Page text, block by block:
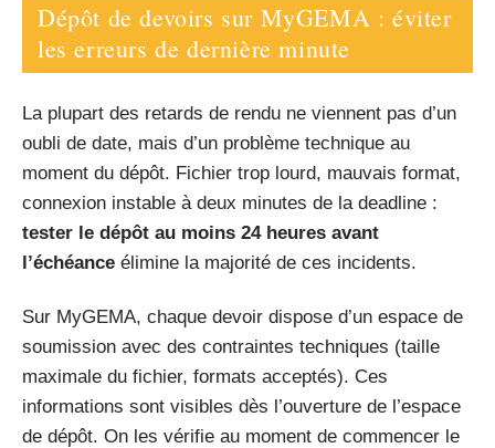
Dépôt de devoirs sur MyGEMA : éviter
les erreurs de dernière minute
La plupart des retards de rendu ne viennent pas d’un
oubli de date, mais d’un problème technique au
moment du dépôt. Fichier trop lourd, mauvais format,
connexion instable à deux minutes de la deadline :
tester le dépôt au moins 24 heures avant
l’échéance élimine la majorité de ces incidents.
Sur MyGEMA, chaque devoir dispose d’un espace de
soumission avec des contraintes techniques (taille
maximale du fichier, formats acceptés). Ces
informations sont visibles dès l’ouverture de l’espace
de dépôt. On les vérifie au moment de commencer le